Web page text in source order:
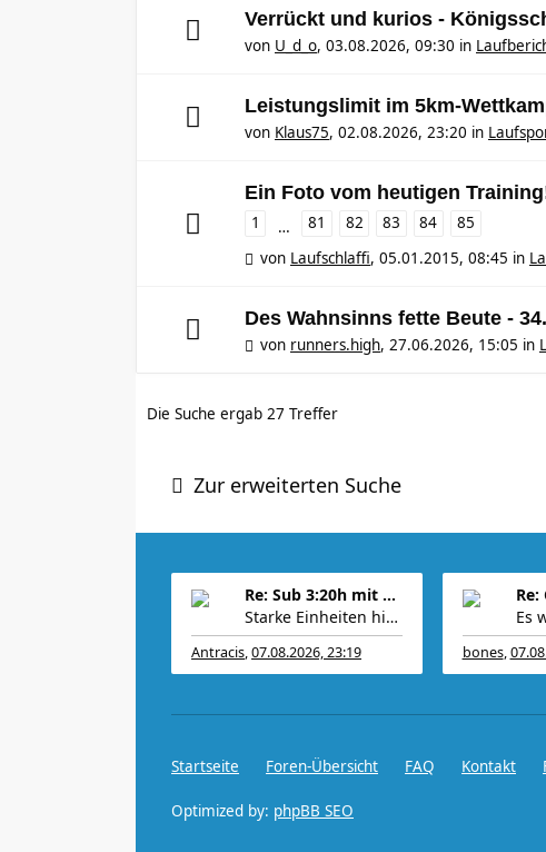
Verrückt und kurios -
von U_d_o, 03.08.2026, 09:30 in
Leistungslimit im 5km-
von Klaus75, 02.08.2026, 23:20 in
Ein Foto vom heutigen
1 … 81 82 83 84
85
von Laufschlaffi, 05.01.2015, 08:45 in
Des Wahnsinns fette Beute -
von runners.high, 27.06.2026, 15:05 in
Die Suche ergab 27 Treffer
Zur erweiterten Suche
Re: Sub 3:20h mit 3-4 mal Training die Woche machb
Starke Einheiten hier.
Bei mir gabs ein
Antracis,07.08.2026, 23:19 bones,
Startseite Foren-Übersicht FAQ Kontakt
Optimized by: phpBB SEO